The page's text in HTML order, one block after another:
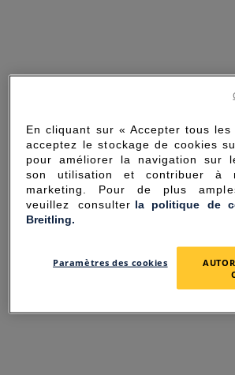
SORRY FOR
UNEXPECTED ERROR
En cliquant sur « Accepter tous
acceptez le stockage de cookies
pour améliorer la navigation sur
son utilisation et contribuer à
marketing. Pour de plus
veuillez consulter la politique de
Breitling.
Paramètres des cookies